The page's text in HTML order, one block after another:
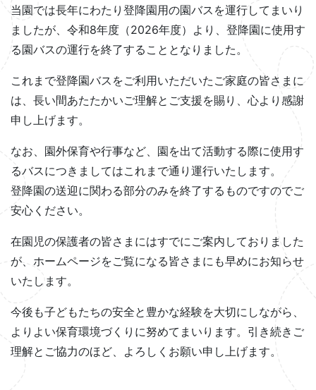
当園では長年にわたり登降園用の園バスを運行してまいり
ましたが、 令和8年度（2026年度）より、登降園に使用す
る園バスの運行を終了することとなりました。
これまで登降園バスをご利用いただいたご家庭の皆さまに
は、 長い間あたたかいご理解とご支援を賜り、心より感謝
申し上げます。
なお、 園外保育や行事など、園を出て活動する際に使用す
るバスにつきましてはこれまで通り運行いたします。
登降園の送迎に関わる部分のみを終了するものですのでご
安心ください。
在園児の保護者の皆さまにはすでにご案内しておりました
が、ホームページをご覧になる皆さまにも早めにお知らせ
いたします。
今後も子どもたちの安全と豊かな経験を大切にしながら、
よりよい保育環境づくりに努めてまいります。引き続きご
理解とご協力のほど、よろしくお願い申し上げます。